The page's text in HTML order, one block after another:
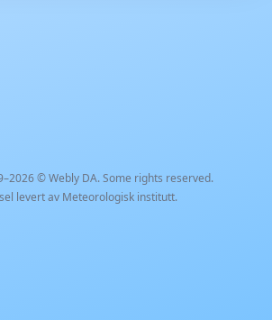
©Webly DA. Some rights reserved.
levert av Meteorologisk institutt.